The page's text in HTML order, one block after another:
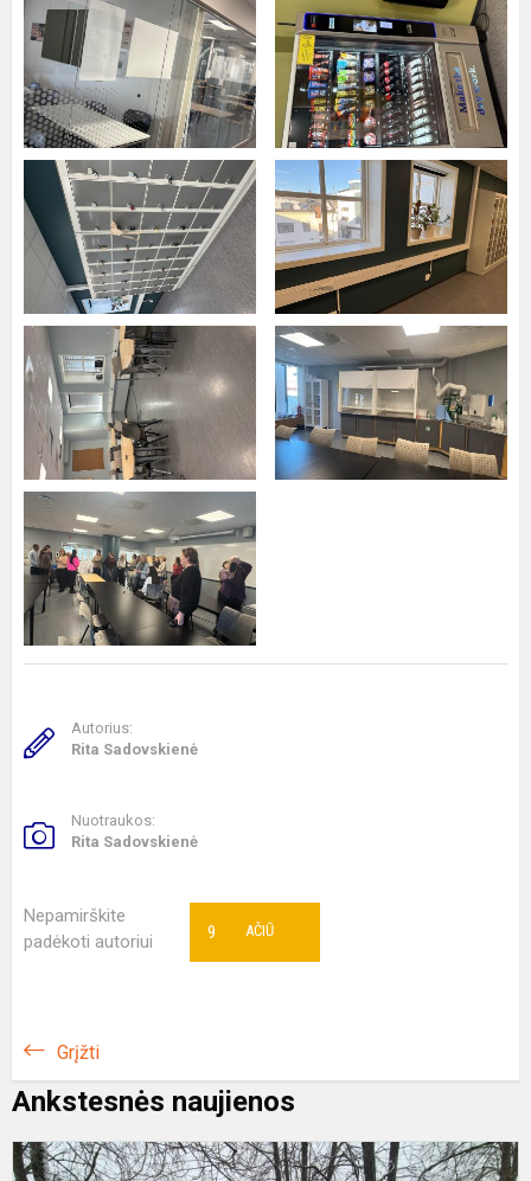
Autorius:
Rita Sadovskienė
Nuotraukos:
Rita Sadovskienė
Nepamirškite
padėkoti autoriui
AČIŪ
9
Grįžti
Ankstesnės naujienos